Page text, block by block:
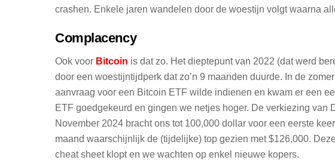
crashen. Enkele jaren wandelen door de woestijn volgt waarna
Complacency
Ook voor Bitcoin is dat zo. Het dieptepunt van 2022 (dat werd
door een woestijntijdperk dat zo’n 9 maanden duurde. In de
aanvraag voor een Bitcoin ETF wilde indienen en kwam er een
ETF goedgekeurd en gingen we netjes hoger. De verkiezing van
November 2024 bracht ons tot 100,000 dollar voor een eerste
maand waarschijnlijk de (tijdelijke) top gezien met $126,000.
cheat sheet klopt en we wachten op enkel nieuwe kopers.